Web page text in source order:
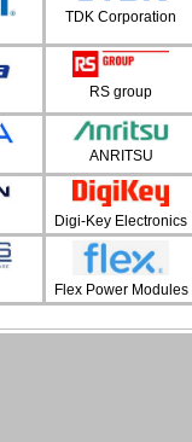
TDK Corporation
RS group
ANRITSU
Digi-Key Electronics
Flex Power Modules